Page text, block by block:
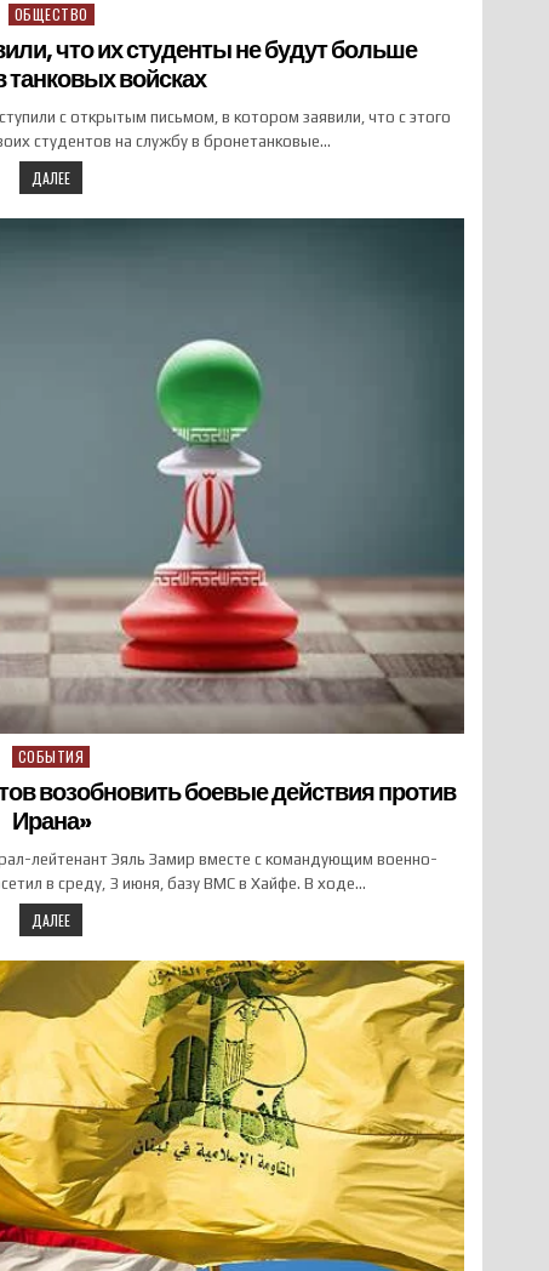
Posted in
ОБЩЕСТВО
что их студенты не будут больше
танковых войсках
с открытым письмом, в котором заявили, что с этого
студентов на службу в бронетанковые…
ДАЛЕЕ
Posted in
СОБЫТИЯ
возобновить боевые действия против
Ирана»
лейтенант Эяль Замир вместе с командующим военно-
в среду, 3 июня, базу ВМС в Хайфе. В ходе…
ДАЛЕЕ